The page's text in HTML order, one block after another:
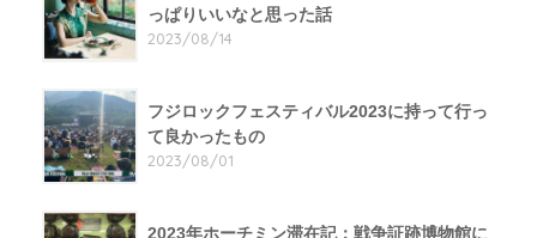
っぱりいいなと思った話
2023/08/14
フジロックフェスティバル2023に持って行っ
て良かったもの
2023/08/01
2023年ホーチミン滞在記：戦争証跡博物館に